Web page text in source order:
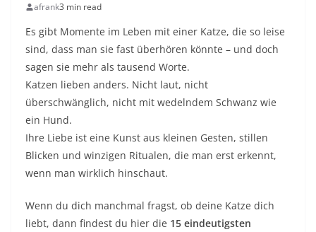
afrank3 min read
Es gibt Momente im Leben mit einer Katze, die so leise
sind, dass man sie fast überhören könnte – und doch
sagen sie mehr als tausend Worte.
Katzen lieben anders. Nicht laut, nicht
überschwänglich, nicht mit wedelndem Schwanz wie
ein Hund.
Ihre Liebe ist eine Kunst aus kleinen Gesten, stillen
Blicken und winzigen Ritualen, die man erst erkennt,
wenn man wirklich hinschaut.
Wenn du dich manchmal fragst, ob deine Katze dich
liebt, dann findest du hier die 15 eindeutigsten